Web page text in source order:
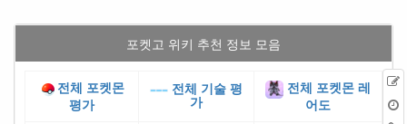
포켓고 위키 추천 정보 모음
전체 포켓몬
평가
전체 기술 평
가
전체 포켓몬 레
어도